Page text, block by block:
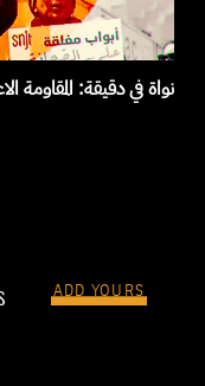
نواة في دقيقة: المقاومة
ADD YOURS